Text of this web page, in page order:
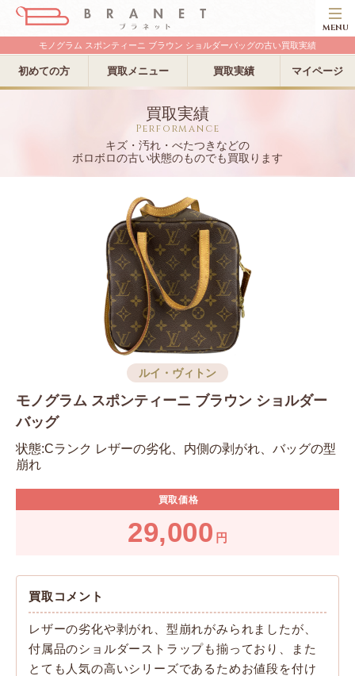
MENU
初めての方 買取メニュー 買取実績 マイページ
モノグラム スポンティーニ ブラウン ショルダーバッグの古い買取実績
買取実績
Performance
キズ・汚れ・べたつきなどの
ボロボロの古い状態のものでも買取ります
ルイ・ヴィトン
モノグラム スポンティーニ ブラウン ショルダー
バッグ
状態:Cランク レザーの劣化、内側の剥がれ、バッグの型
崩れ
買取価格
29,000 円
買取コメント
レザーの劣化や剥がれ、型崩れがみられましたが、
付属品のショルダーストラップも揃っており、また
とても人気の高いシリーズであるためお値段を付け